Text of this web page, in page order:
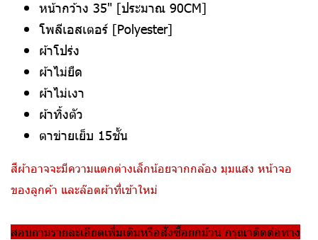
หน้ากว้าง 35" [ประมาณ 90CM]
โพลีเอสเตอร์ [Polyester]
ผ้าโปร่ง
ผ้าไม่ยืด
ผ้าไม่เงา
ผ้าทิ้งตัว
ตาข่ายเย็บ 15ชั้น
สีผ้าอาจจะมีความแตกต่างเล็กน้อยจากกล้อง มุมแสง หน้าจอ
ของลูกค้า และล๊อตผ้าที่เข้าใหม่
สอบถามรายละเอียดเพิ่มเติมหรือสั่งซื้อยกม้วน กรุณาติดต่อทาง